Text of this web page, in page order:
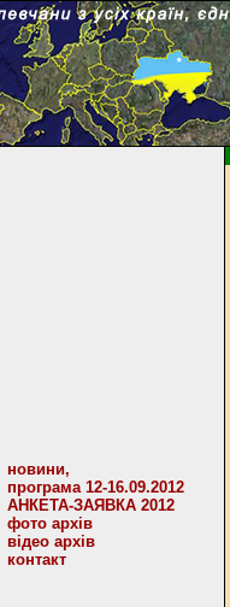
новини,
програма 12-16.09.2012
АНКЕТА-ЗАЯВКА 2012
фото архів
відео архів
контакт